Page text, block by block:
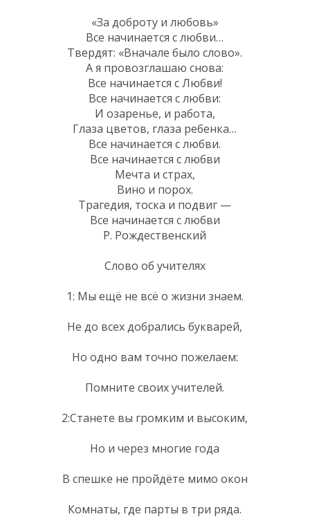
«За доброту и любовь»
Все начинается с любви…
Твердят: «Вначале было слово».
А я провозглашаю снова:
Все начинается с Любви!
Все начинается с любви:
И озаренье, и работа,
Глаза цветов, глаза ребенка…
Все начинается с любви.
Все начинается с любви
Мечта и страх,
Вино и порох.
Трагедия, тоска и подвиг —
Все начинается с любви
Р. Рождественский
Слово об учителях
1: Мы ещё не всё о жизни знаем.
Не до всех добрались букварей,
Но одно вам точно пожелаем:
Помните своих учителей.
2:Станете вы громким и высоким,
Но и через многие года
В спешке не пройдёте мимо окон
Комнаты, где парты в три ряда.